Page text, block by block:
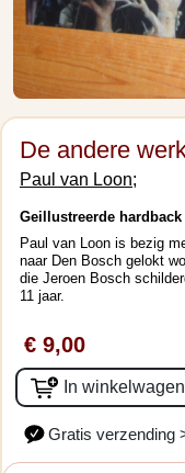
De andere
Paul van Loon;
Geillustreerde
Paul van Loon is bezig
naar Den Bosch gelokt
die Jeroen Bosch
11 jaar.
€ 9,00
In winkelwagen
Gratis verzending